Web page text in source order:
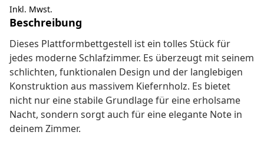
Inkl. Mwst.
Beschreibung
Dieses Plattformbettgestell ist ein tolles Stück für
jedes moderne Schlafzimmer. Es überzeugt mit seinem
schlichten, funktionalen Design und der langlebigen
Konstruktion aus massivem Kiefernholz. Es bietet
nicht nur eine stabile Grundlage für eine erholsame
Nacht, sondern sorgt auch für eine elegante Note in
deinem Zimmer.